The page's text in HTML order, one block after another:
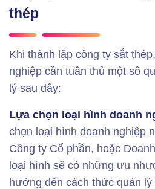
thép
Khi thành lập công ty sắt
nghiệp cần tuân thủ một số
lý sau đây:
Lựa chọn loại hình doanh
chọn loại hình doanh nghiệp
Công ty Cổ phần, hoặc
loại hình sẽ có những ưu
hưởng đến cách thức quản